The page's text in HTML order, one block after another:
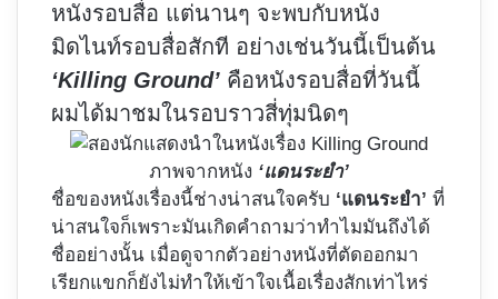
หนังรอบสื่อ แต่นานๆ จะพบกับหนัง
มิดไนท์รอบสื่อสักที อย่างเช่นวันนี้เป็นต้น
‘Killing Ground’ คือหนังรอบสื่อที่วันนี้
ผมได้มาชมในรอบราวสี่ทุ่มนิดๆ
ภาพจากหนัง ‘แดนระยำ’
ชื่อของหนังเรื่องนี้ช่างน่าสนใจครับ ‘แดนระยำ’ ที่
น่าสนใจก็เพราะมันเกิดคำถามว่าทำไมมันถึงได้
ชื่ออย่างนั้น เมื่อดูจากตัวอย่างหนังที่ตัดออกมา
เรียกแขกก็ยังไม่ทำให้เข้าใจเนื้อเรื่องสักเท่าไหร่